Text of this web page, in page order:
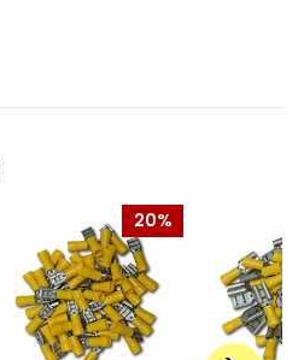
20%